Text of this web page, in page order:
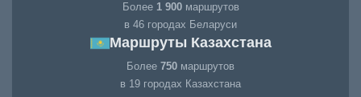
Более 1 900маршрутов
в 46 городах Беларуси
Маршруты Казахстана
Более 750 маршрутов
в 19 городах Казахстана